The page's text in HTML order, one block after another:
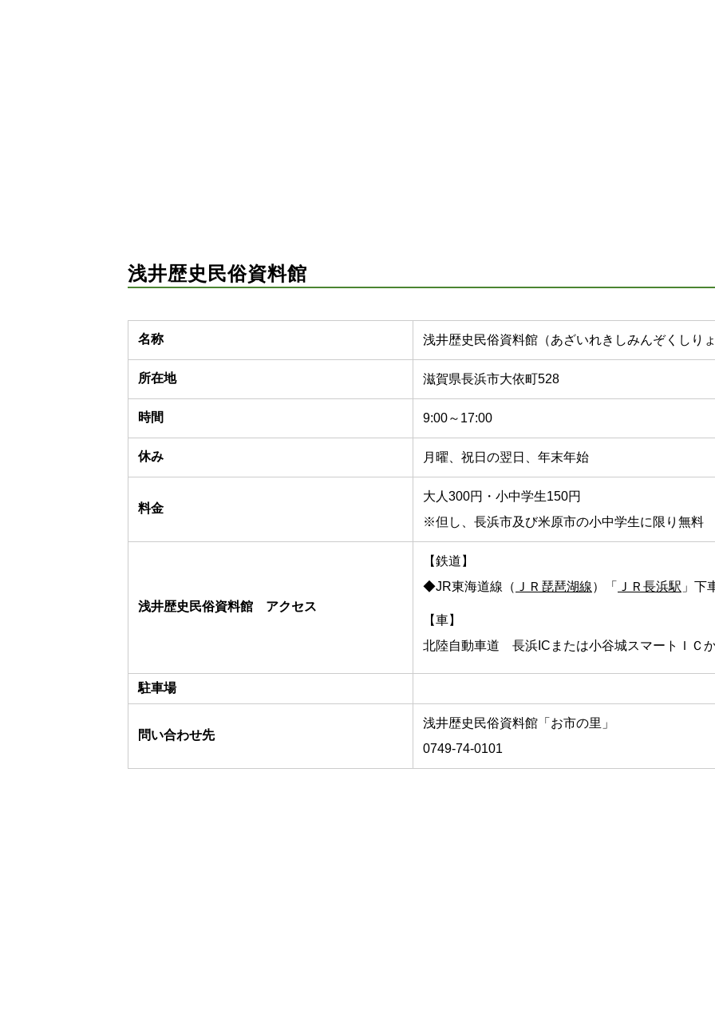
浅井歴史民俗資料館
名称 浅井歴史民俗資料館（あざいれきしみんぞくしりょ
所在地 滋賀県長浜市大依町528
時間 9:00～17:00
休み 月曜、祝日の翌日、年末年始
料金
大人300円・小中学生150円
※但し、長浜市及び米原市の小中学生に限り無料
浅井歴史民俗資料館 アクセス
【鉄道】
◆JR東海道線（ ＪＲ琵琶湖線）「 ＪＲ長浜駅 」下
【車】
北陸自動車道 長浜ICまたは小谷城スマートＩＣ
駐車場
問い合わせ先
浅井歴史民俗資料館「お市の里」
0749-74-0101